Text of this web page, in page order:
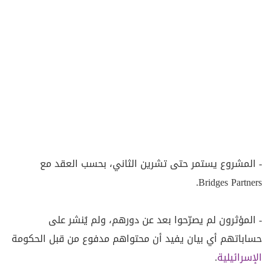
- المشروع يستمر حتى تشرين الثاني، بحسب العقد مع
Bridges Partners.
- المؤثرون لم يصرّحوا بعد عن دورهم، ولم يُنشر على
حساباتهم أي بيان يفيد أن محتواهم مدفوع من قبل الحكومة
الإسرائيلية.